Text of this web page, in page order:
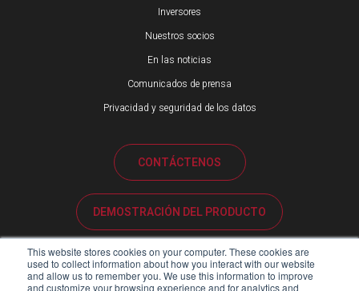
This website stores cookies on your computer. These cookies are
used to collect information about how you interact with our website
and allow us to remember you. We use this information to improve
and customize your browsing experience and for analytics and
Inversores
Nuestros socios
En las noticias
Comunicados de prensa
Privacidad y seguridad de los datos
CONTÁCTENOS
DEMOSTRACIÓN DEL PRODUCTO
ATENCIÓN AL CLIENTE